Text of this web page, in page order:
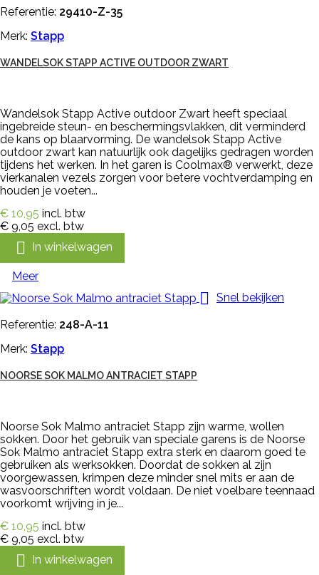
Referentie: 29410-Z-35
Merk: Stapp
WANDELSOK STAPP ACTIVE OUTDOOR ZWART
Wandelsok Stapp Active outdoor Zwart heeft speciaal
ingebreide steun- en beschermingsvlakken, dit verminderd
de kans op blaarvorming. De wandelsok Stapp Active
outdoor zwart kan natuurlijk ook dagelijks gedragen worden
tijdens het werken. In het garen is Coolmax® verwerkt, deze
vierkanalen vezels zorgen voor betere vochtverdamping en
houden je voeten...
€ 10,95 incl. btw
€ 9,05 excl. btw
 In winkelwagen
Meer
 Snel bekijken
Referentie: 248-A-11
Merk: Stapp
NOORSE SOK MALMO ANTRACIET STAPP
Noorse Sok Malmo antraciet Stapp zijn warme, wollen
sokken. Door het gebruik van speciale garens is de Noorse
Sok Malmo antraciet Stapp extra sterk en daarom goed te
gebruiken als werksokken. Doordat de sokken al zijn
voorgewassen, krimpen deze minder snel mits er aan de
wasvoorschriften wordt voldaan. De niet voelbare teennaad
voorkomt wrijving in je...
€ 10,95 incl. btw
€ 9,05 excl. btw
 In winkelwagen